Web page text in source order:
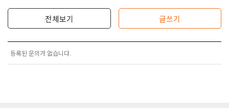
전체보기 글쓰기
등록된 문의가 없습니다.